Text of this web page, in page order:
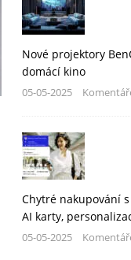
Nové projektory
domácí kino
05-05-2025
Chytré nakupování
AI karty,
05-05-2025